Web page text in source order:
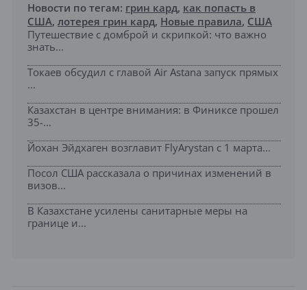
Новости по тегам: грин кард, как попасть в
США, лотерея грин кард, Новые правила, США
Путешествие с домброй и скрипкой: что важно
знать...
Токаев обсудил с главой Air Astana запуск прямых
...
Казахстан в центре внимания: в Финиксе прошел
35-...
Йохан Эйдхаген возглавит FlyArystan с 1 марта...
Посол США рассказала о причинах изменений в
визов...
В Казахстане усилены санитарные меры на
границе и...